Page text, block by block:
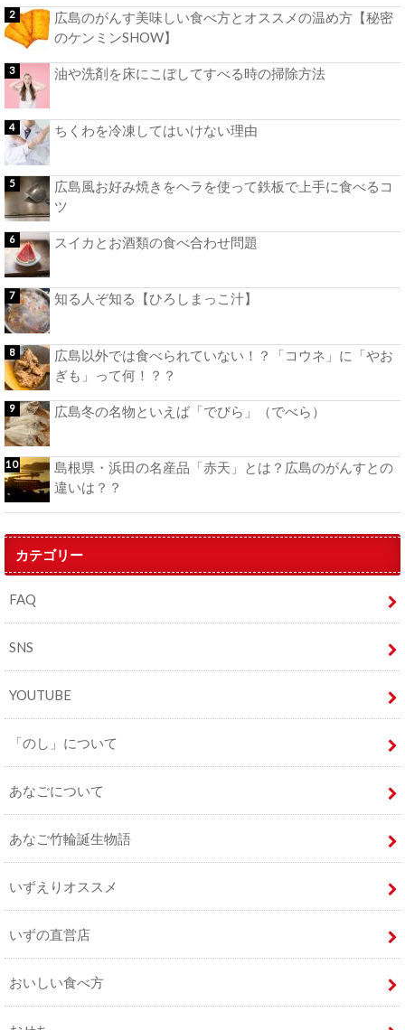
広島のがんす美味しい食べ方とオススメの温め方【秘密
のケンミンSHOW】
油や洗剤を床にこぼしてすべる時の掃除方法
ちくわを冷凍してはいけない理由
広島風お好み焼きをヘラを使って鉄板で上手に食べるコ
ツ
スイカとお酒類の食べ合わせ問題
知る人ぞ知る【ひろしまっこ汁】
広島以外では食べられていない！？「コウネ」に「やお
ぎも」って何！？？
広島冬の名物といえば「でびら」（でべら）
島根県・浜田の名産品「赤天」とは？広島のがんすとの
違いは？？
カテゴリー
FAQ
SNS
YOUTUBE
「のし」について
あなごについて
あなご竹輪誕生物語
いずえりオススメ
いずの直営店
おいしい食べ方